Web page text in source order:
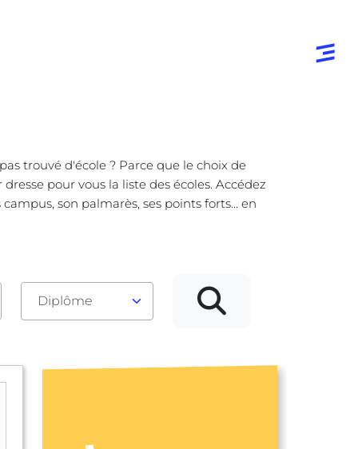
trouvé d'école ? Parce que le choix de
pour vous la liste des écoles. Accédez
son palmarès, ses points forts... en
Diplôme